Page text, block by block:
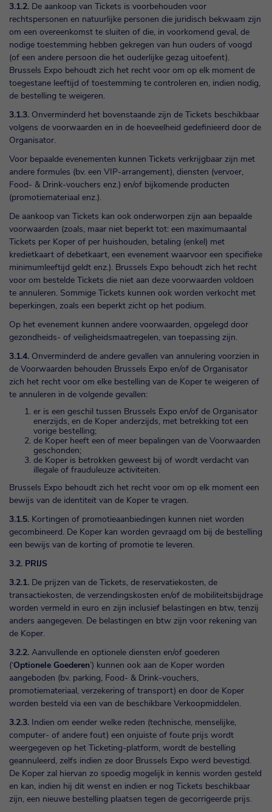
3.1.2. De aankoop van Tickets is voorbehouden voor
rechtspersonen en natuurlijke personen die juridisch bekwaam zijn
om een overeenkomst te sluiten of die, in voorkomend geval, de
nodige toestemming hebben gekregen van hun ouders of voogd
(of een andere persoon die het ouderlijke gezag uitoefent).
Brussels Expo behoudt zich het recht voor om op elk moment de
toegestane leeftijd of toestemming te controleren en, indien nodig,
de bestelling te weigeren.
3.1.3. Onverminderd het bovenstaande zijn de Tickets beschikbaar
volgens de voorwaarden en in de hoeveelheid gedefinieerd door de
Organisator.
Voor bepaalde evenementen kunnen Tickets verkrijgbaar zijn met
andere formules (bv. een VIP-arrangement), diensten (vervoer,
Food- & Drink-vouchers enz.) en/of bijkomende producten
(promotiemateriaal enz.).
De aankoop van Tickets kan ook onderworpen zijn aan bepaalde
voorwaarden (zoals, maar niet beperkt tot: een maximumaantal
Tickets per Koper of per huishouden, betaling (enkel) met
kredietkaart of debetkaart, een evenement waarvoor een specifieke
minimumleeftijd geldt enz.). Brussels Expo behoudt zich het recht
voor om bestelde Tickets die niet aan deze voorwaarden voldoen
te annuleren. Sommige Tickets kunnen ook worden verkocht met
beperkingen, zoals een beperkt zicht op het podium.
Op het evenement kunnen andere voorwaarden, opgelegd door
gezondheids- of veiligheidsmaatregelen, van toepassing zijn.
3.1.4. Onverminderd de andere gevallen van annulering voorzien in
de Voorwaarden behouden Brussels Expo en/of de Organisator
zich het recht voor om elke bestelling van de Koper te weigeren of
te annuleren in de volgende gevallen:
er is een geschil tussen Brussels Expo en/of de Organisator
enerzijds, en de Koper anderzijds, met betrekking tot een
vorige bestelling;
de Koper heeft een of meer bepalingen van de Voorwaarden
geschonden;
de Koper is betrokken geweest bij of wordt verdacht van
illegale of frauduleuze activiteiten.
Brussels Expo behoudt zich het recht voor om op elk moment een
bewijs van de identiteit van de Koper te vragen.
3.1.5. Kortingen of promotieaanbiedingen kunnen niet worden
gecombineerd. De Koper kan worden gevraagd om bij de bestelling
een bewijs van de korting of promotie te leveren.
3.2. PRIJS
3.2.1. De prijzen van de Tickets, de reservatiekosten, de
transactiekosten, de verzendingskosten en/of de mobiliteitsbijdrage
worden vermeld in euro en zijn inclusief belastingen en btw, tenzij
anders aangegeven. De belastingen en btw zijn voor rekening van
de Koper.
3.2.2. Aanvullende en optionele diensten en/of goederen
(‘Optionele Goederen’) kunnen ook aan de Koper worden
aangeboden (bv. parking, Food- & Drink-vouchers,
promotiemateriaal, verzekering of transport) en door de Koper
worden besteld via een van de beschikbare Verkoopmiddelen.
3.2.3. Indien om eender welke reden (technische, menselijke,
computer- of andere fout) een onjuiste of foute prijs wordt
weergegeven op het Ticketing-platform, wordt de bestelling
geannuleerd, zelfs indien ze door Brussels Expo werd bevestigd.
De Koper zal hiervan zo spoedig mogelijk in kennis worden gesteld
en kan, indien hij dit wenst en indien er nog Tickets beschikbaar
zijn, een nieuwe bestelling plaatsen tegen de gecorrigeerde prijs.